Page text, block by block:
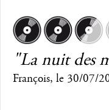
"La nuit des
François, le 30/07/